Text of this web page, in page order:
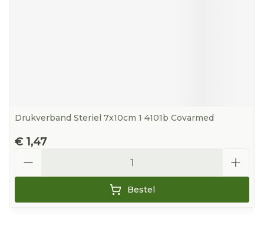
Drukverband Steriel 7x10cm 1 4101b Covarmed
€ 1,47
Bestel